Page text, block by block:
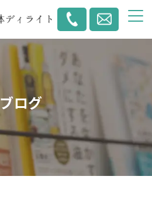
ブログ